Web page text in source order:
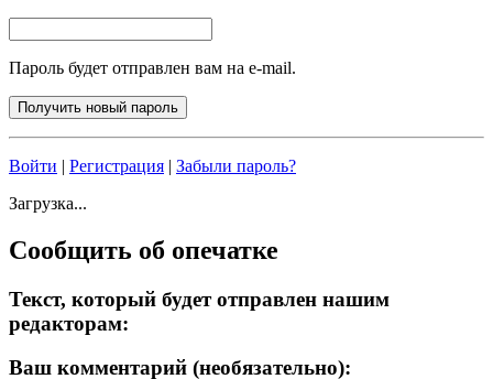
Пароль будет отправлен вам на e-mail.
Войти | Регистрация | Забыли пароль?
Загрузка...
Сообщить об опечатке
Текст, который будет отправлен нашим
редакторам:
Ваш комментарий (необязательно):